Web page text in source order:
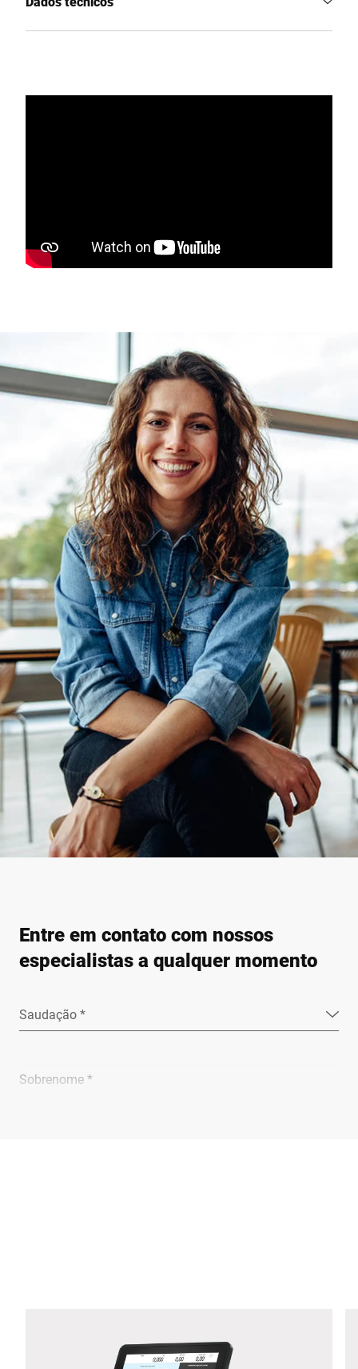
Entre em contato com nossos
especialistas a qualquer momento
Saudação *
Sobrenome *